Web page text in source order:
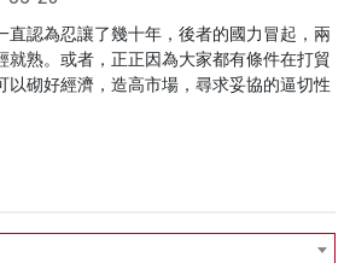
直認為忍讓了幾十年，後者的國力冒起，兩
就熟。或者，正正因為大家都有條件在打貿
以砌好經濟，造高市場，尋求妥協的逼切性